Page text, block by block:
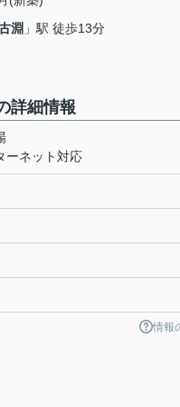
淵 」駅 徒歩13分
詳細情報
ーネット対応
情報